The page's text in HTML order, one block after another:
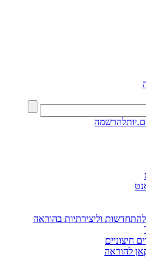
להרשמה
וליצירתיות בהוראה
חיצוניים
להוראה